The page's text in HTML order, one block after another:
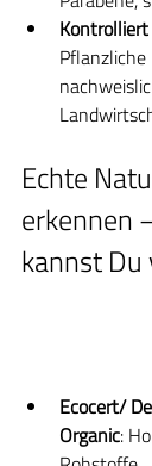
Kontrolliert
Echte
erkennen
kannst
Ecocert/
Organic: